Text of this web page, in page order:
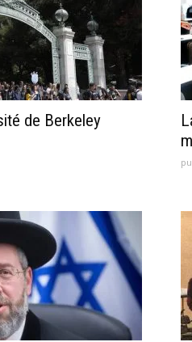
de Berkeley